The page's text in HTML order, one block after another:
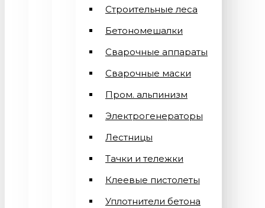
Строительные леса
Бетономешалки
Сварочные аппараты
Cварочные маски
Пром. альпинизм
Электрогенераторы
Лестницы
Тачки и тележки
Клеевые пистолеты
Уплотнители бетона